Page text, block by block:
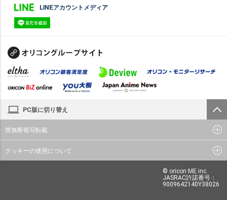
LINEアカウントメディア
PC版に切り替え
禁無断複写転載
クッキーの使用について
© oricon ME inc.
JASRAC許諾番号：
9009642140Y38026